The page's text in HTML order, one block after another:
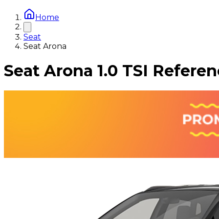
Home
Seat
Seat Arona
Seat Arona 1.0 TSI